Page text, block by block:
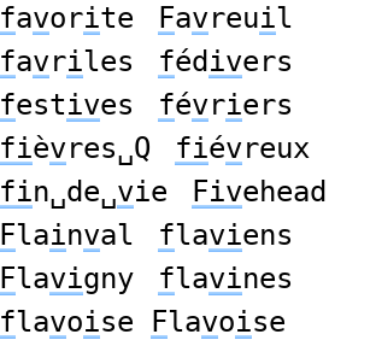
favorite Favreuil
favriles féd ivers
festives févriers
fièvres␣Q fiévreux
fin␣de␣vie Fivehead
Flainval flaviens
Flavigny flavines
flavoise Flavoise